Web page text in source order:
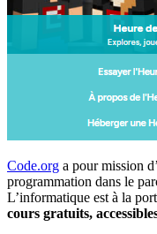
Code.org a pour mission
programmation dans le
L’informatique est à la
cours gratuits,